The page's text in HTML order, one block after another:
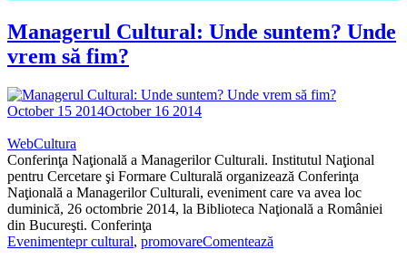
Managerul Cultural: Unde suntem? Unde
vrem să fim?
October 15 2014October 16 2014
WebCultura
Conferinţa Naţională a Managerilor Culturali. Institutul Naţional
pentru Cercetare şi Formare Culturală organizează Conferinţa
Naţională a Managerilor Culturali, eveniment care va avea loc
duminică, 26 octombrie 2014, la Biblioteca Naţională a României
din Bucureşti. Conferinţa
Evenimentepr cultural, promovareComentează